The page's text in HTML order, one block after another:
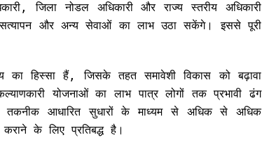
जिला नोडल अधिकारी और राज्य स्तरीय अधिकारी
और अन्य सेवाओं का लाभ उठा सकेंगे। इससे पूरी
हिस्सा हैं, जिसके तहत समावेशी विकास को बढ़ावा
योजनाओं का लाभ पात्र लोगों तक प्रभावी ढंग
तकनीक आधारित सुधारों के माध्यम से अधिक से अधिक
के लिए प्रतिबद्ध है।